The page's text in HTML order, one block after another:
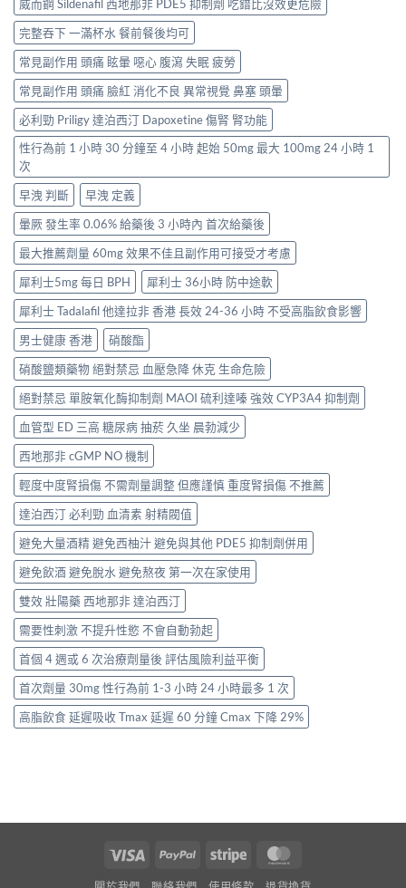
威而鋼 Sildenafil 西地那非 PDE5 抑制劑 吃錯比沒效更危險
完整吞下 一滿杯水 餐前餐後均可
常見副作用 頭痛 眩暈 噁心 腹瀉 失眠 疲勞
常見副作用 頭痛 臉紅 消化不良 異常視覺 鼻塞 頭暈
必利勁 Priligy 達泊西汀 Dapoxetine 傷腎 腎功能
性行為前 1 小時 30 分鐘至 4 小時 起始 50mg 最大 100mg 24 小時 1
次
早洩 判斷
早洩 定義
暈厥 發生率 0.06% 給藥後 3 小時內 首次給藥後
最大推薦劑量 60mg 效果不佳且副作用可接受才考慮
犀利士5mg 每日 BPH
犀利士 36小時 防中途軟
犀利士 Tadalafil 他達拉非 香港 長效 24-36 小時 不受高脂飲食影響
男士健康 香港
硝酸酯
硝酸鹽類藥物 絕對禁忌 血壓急降 休克 生命危險
絕對禁忌 單胺氧化酶抑制劑 MAOI 硫利達嗪 強效 CYP3A4 抑制劑
血管型 ED 三高 糖尿病 抽菸 久坐 晨勃減少
西地那非 cGMP NO 機制
輕度中度腎損傷 不需劑量調整 但應謹慎 重度腎損傷 不推薦
達泊西汀 必利勁 血清素 射精閥值
避免大量酒精 避免西柚汁 避免與其他 PDE5 抑制劑併用
避免飲酒 避免脫水 避免熬夜 第一次在家使用
雙效 壯陽藥 西地那非 達泊西汀
需要性刺激 不提升性慾 不會自動勃起
首個 4 週或 6 次治療劑量後 評估風險利益平衡
首次劑量 30mg 性行為前 1-3 小時 24 小時最多 1 次
高脂飲食 延遲吸收 Tmax 延遲 60 分鐘 Cmax 下降 29%
Visa PayPal Stripe